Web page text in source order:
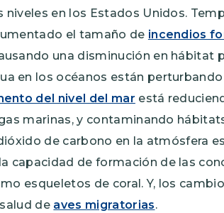
en los Estados Unidos.
el tamaño de incendios
una disminución en hábitat
en los océanos están perturbando
del nivel del mar está
marinas, y contaminando
de carbono en la atmósfera
capacidad de formación de las
esqueletos de coral. Y, los
de aves migratorias.